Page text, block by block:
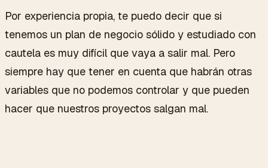
Por experiencia propia, te puedo decir que si
tenemos un plan de negocio sólido y estudiado con
cautela es muy difícil que vaya a salir mal. Pero
siempre hay que tener en cuenta que habrán otras
variables que no podemos controlar y que pueden
hacer que nuestros proyectos salgan mal.